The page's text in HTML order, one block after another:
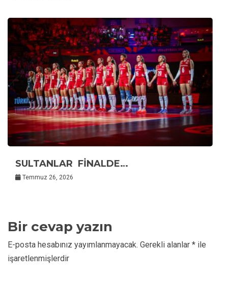
SULTANLAR FİNALDE…
Temmuz 26, 2026
Bir cevap yazın
E-posta hesabınız yayımlanmayacak. Gerekli alanlar * ile
işaretlenmişlerdir